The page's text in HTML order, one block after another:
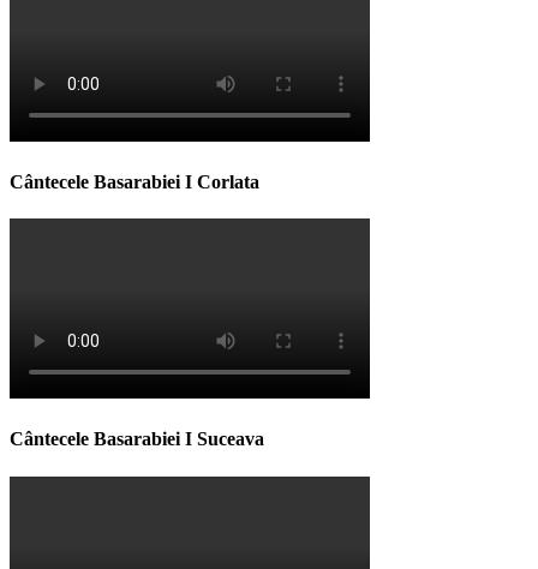
Cântecele Basarabiei I Corlata
Cântecele Basarabiei I Suceava